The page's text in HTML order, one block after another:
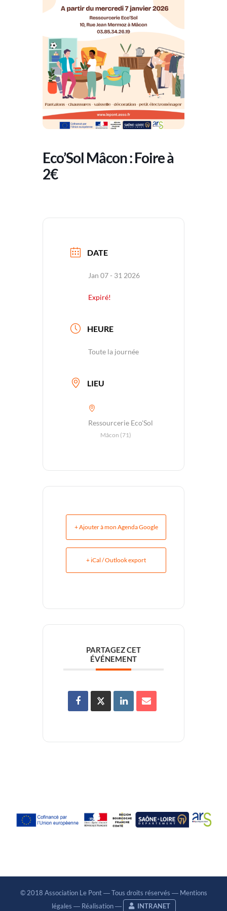
Eco’Sol Mâcon : Foire à
2€
DATE
Jan 07 - 31 2026
Expiré!
HEURE
Toute la journée
LIEU
Ressourcerie Eco'Sol
Mâcon (71)
+ Ajouter à mon Agenda Google
+ iCal / Outlook export
PARTAGEZ CET
ÉVÉNEMENT
© 2018 Association Le Pont ― Tous droits réservés ― Mentions
légales ― Réalisation― INTRANET